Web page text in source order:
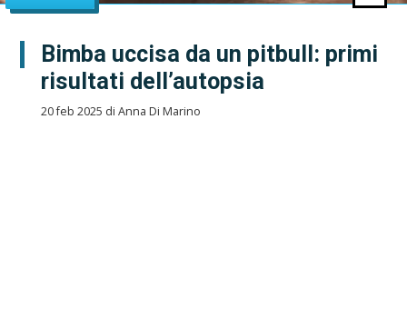
Bimba uccisa da un pitbull: primi
risultati dell’autopsia
20 feb 2025 di Anna Di Marino